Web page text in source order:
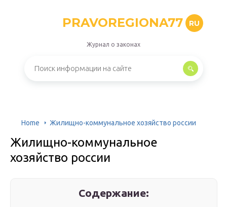
PRAVOREGIONA77 RU
Журнал о законах
Home Жилищно-коммунальное хозяйство россии
Жилищно-коммунальное
хозяйство россии
Содержание: